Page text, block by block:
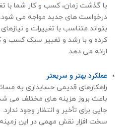
با گذشت زمان، کسب و کار شما با
درخواست های جدید مواجه می شود.
بتواند متناسب با تغییرات و
کرده و با رشد و تغییر سبک کسب و
ارائه می دهد.
عملكرد بهتر و سریعتر
راهکارهای قدیمی حسابداری به
باعث بروز هزینه های مختلف می
جایی برای تأخیر و انتظار وجود
سخت افزار نقش مهمی در این